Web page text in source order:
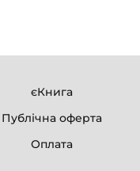
єКнига
Публічна оферта
Оплата